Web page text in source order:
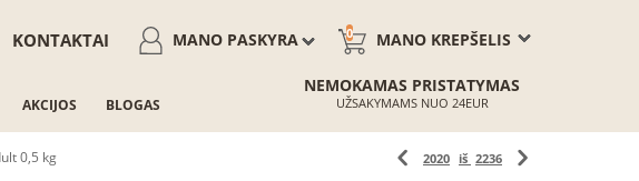
MANO KREPŠELIS
0
MANO PASKYRA
KONTAKTAI
AKCIJOS BLOGAS
NEMOKAMAS PRISTATYMAS
UŽSAKYMAMS NUO 24EUR
0,5 kg 2020 iš 2236